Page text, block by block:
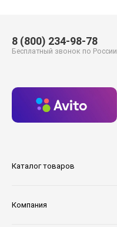
Каталог товаров
Компания
8 (800) 234-98-78
Бесплатный звонок по России